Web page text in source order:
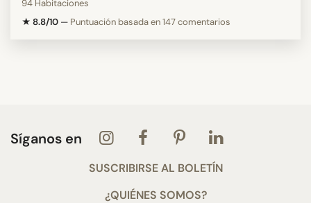
94 Habitaciones
★ 8.8/10 — Puntuación basada en 147 comentarios
Síganos en
SUSCRIBIRSE AL BOLETÍN
¿QUIÉNES SOMOS?